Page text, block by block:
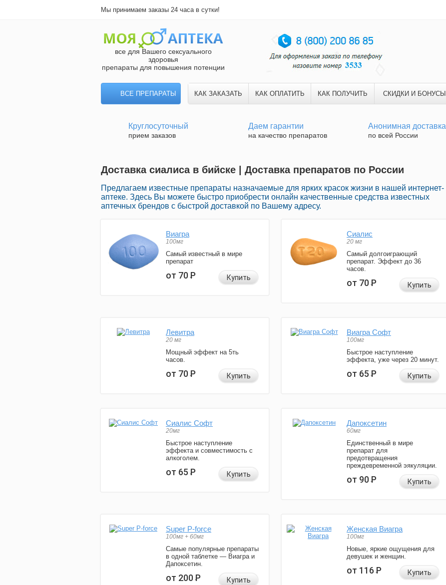
Мы принимаем заказы 24 часа в сутки!
все для Вашего сексуального
здоровья
препараты для повышения потенции
ВСЕ ПРЕПАРАТЫ КАК ЗАКАЗАТЬ КАК ОПЛАТИТЬ КАК ПОЛУЧИТЬ СКИДКИ И БОНУСЫ
Круглосуточный
прием заказов
Даем гарантии
на качество препаратов
Анонимная доставка
по всей России
Доставка сиалиса в бийске | Доставка препаратов по России
Предлагаем известные препараты назначаемые для ярких красок жизни в нашей интернет-
аптеке. Здесь Вы можете быстро приобрести онлайн качественные средства известных
аптечных брендов с быстрой доставкой по Вашему адресу.
Виагра
100мг
Самый известный в мире
препарат
от 70Р Купить
Сиалис
20 мг
Самый долгоиграющий
препарат. Эффект до 36
часов.
от 70Р Купить
Левитра
20 мг
Мощный эффект на 5ть
часов.
от 70Р Купить
Виагра Софт
100мг
Быстрое наступление
эффекта, уже через 20 минут.
от 65Р Купить
Сиалис Софт
20мг
Быстрое наступление
эффекта и совместимость с
алкоголем.
от 65Р Купить
Дапоксетин
60мг
Единственный в мире
препарат для
предотвращения
преждевременной эякуляции.
от 90Р Купить
Super P-force
100мг + 60мг
Самые популярные препараты
в одной таблетке — Виагра и
Дапоксетин.
от 200Р Купить
Женская Виагра
100мг
Новые, яркие ощущения для
девушек и женщин.
от 116Р Купить